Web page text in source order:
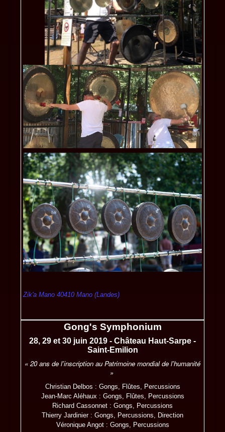
Zik'a Mano 40410 Mano (Landes)
Gong's Symphonium
28, 29 et 30 juin 2019 - Château Haut-Sarpe -
Saint-Emilion
« 20 ans de l'inscription au Patrimoine mondial de l'humanité
»
Christian Delbos : Gongs, Flûtes, Percussions
Jean-Marc Aléhaux : Gongs, Flûtes, Percussions
Richard Cassonnet : Gongs, Percussions
Thierry Jardinier : Gongs, Percussions, Direction
Véronique Angot : Gongs, Percussions